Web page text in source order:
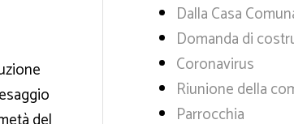
Dalla Casa
Domanda di
Coronavirus
Riunione della
Parrocchia